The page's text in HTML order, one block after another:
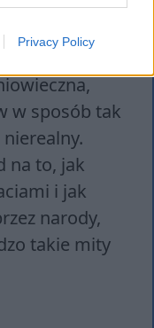
Privacy Policy
na
w sposób tak
na to, jak
i jak
narody,
takie mity